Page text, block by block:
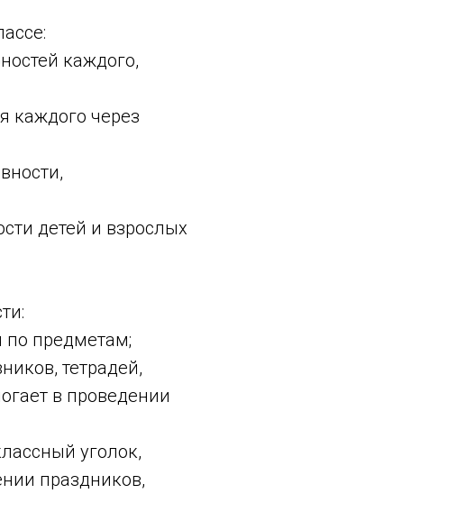
каждого,
каждого через
детей и взрослых
по предметам;
тетрадей,
в проведении
уголок,
праздников,